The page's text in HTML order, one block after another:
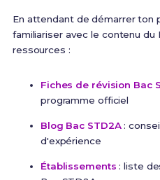
En attendant de démarrer ton
familiariser avec le contenu du
ressources :
Fiches de révision Bac
programme officiel
Blog Bac STD2A:
d'expérience
Établissements : liste